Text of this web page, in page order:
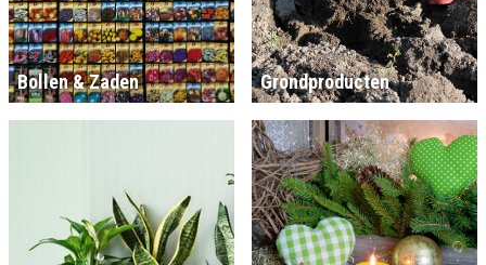
Bollen & Zaden Grondproducten